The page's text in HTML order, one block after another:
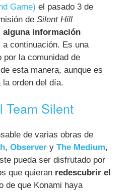
Game) el pasado 3 de
de Silent Hill
información
a continuación. Es una
por la comunidad de
esta manera, aunque es
orden del día.
Team Silent
de varias obras de
, Observer y The Medium,
pueda ser disfrutado por
que quieran redescubrir el
de que Konami haya